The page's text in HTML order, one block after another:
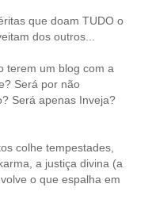
que doam TUDO o
dos outros...
terem um blog com a
Será por não
Será apenas Inveja?
colhe tempestades,
a justiça divina (a
o que espalha em